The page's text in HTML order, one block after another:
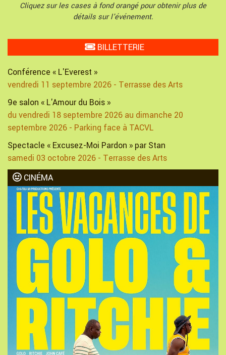
Cliquez sur les cases à fond orangé pour obtenir plus de
détails sur l'événement.
BILLETTERIE
Conférence « L'Everest »
vendredi 11 septembre 2026 - Terrasse des Arts
9e salon « L'Amour du Bois »
du vendredi 18 septembre 2026 au dimanche 20
septembre 2026 - Parking face à TACVL
Spectacle « Excusez-Moi Pardon » par Stan
samedi 03 octobre 2026 - Terrasse des Arts
CINÉMA